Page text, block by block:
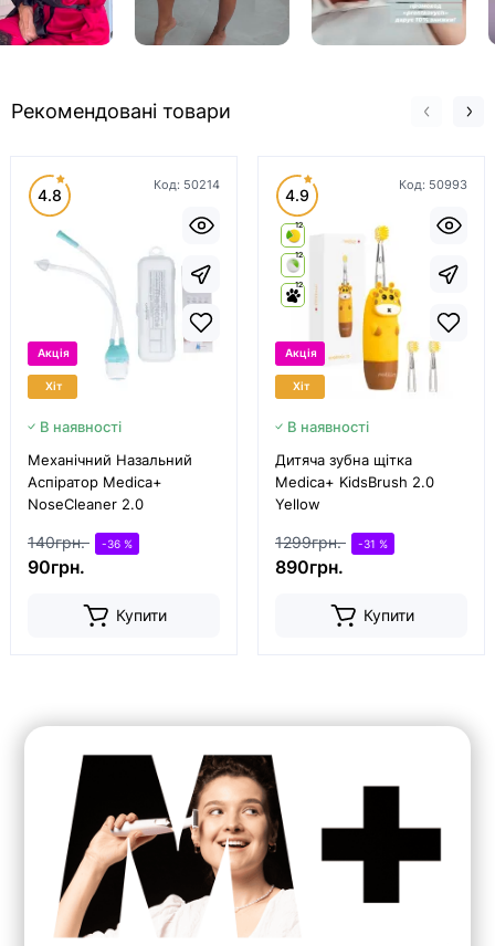
Рекомендовані товари
Код: 50214
4.8
Акція
Хіт
В наявності
Механічний Назальний
Аспіратор Medica+
NoseCleaner 2.0
140грн. -36 %
90грн.
Купити
Код: 50993
4.9
12
12
12
Акція
Хіт
В наявності
Дитяча зубна щітка
Medica+ KidsBrush 2.0
Yellow
1299грн. -31 %
890грн.
Купити